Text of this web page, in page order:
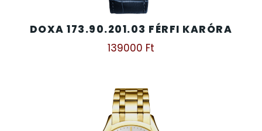
DOXA 173.90.201.03 FÉRFI KARÓRA
139000 Ft